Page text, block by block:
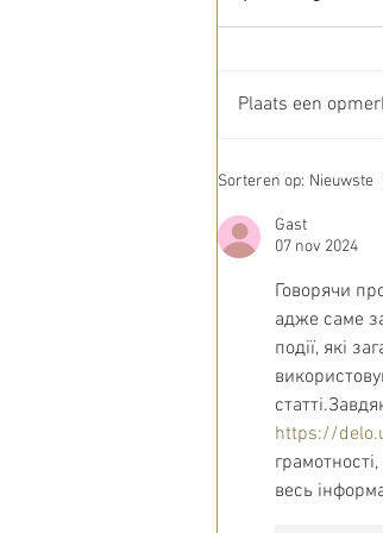
Plaats een
Sorteren op: Nieuwste
Gast
07 nov 2024
Говорячи
адже саме
події, які
https://
весь